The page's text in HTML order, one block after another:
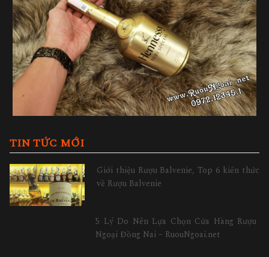
TIN TỨC MỚI
Giới thiệu Rượu Balvenie, Top 6 kiến thức
về Rượu Balvenie
5 Lý Do Nên Lựa Chọn Cửa Hàng Rượu
Ngoại Đồng Nai – RuouNgoai.net